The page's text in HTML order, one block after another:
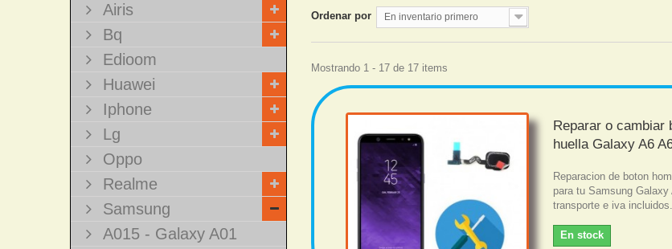
Airis
Bq
Edioom
Huawei
Iphone
Lg
Oppo
Realme
Samsung
A015 - Galaxy A01
Ordenar por En inventario primero
Mostrando 1 - 17 de 17 items
Reparar o cambiar
huella Galaxy A6
Reparacion de boton
para tu Samsung Galaxy
transporte e iva incluidos.
En stock